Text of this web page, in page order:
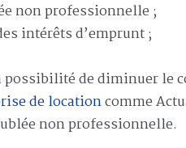
non professionnelle ;
intérêts d’emprunt ;
possibilité de diminuer le
de locationcomme
non professionnelle.